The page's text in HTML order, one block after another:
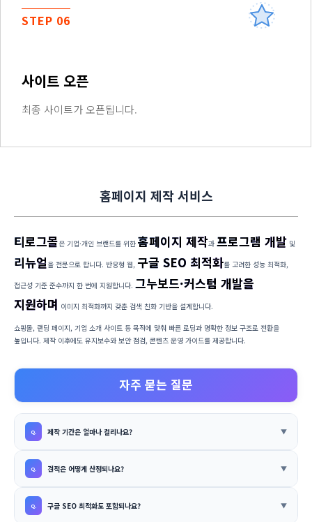
STEP 06
사이트 오픈
최종 사이트가 오픈됩니다.
홈페이지 제작 서비스
티로그몰은 기업·개인 브랜드를 위한 홈페이지 제작과 프로그램 개발 및
리뉴얼 을 전문으로 합니다. 반응형 웹, 구글 SEO 최적화를 고려한 성능 최적화,
접근성 기준 준수까지 한 번에 지원합니다. 그누보드·커스텀 개발을
지원하며 이미지 최적화까지 갖춘 검색 친화 기반을 설계합니다.
쇼핑몰, 랜딩 페이지, 기업 소개 사이트 등 목적에 맞춰 빠른 로딩과 명확한 정보 구조로 전환을
높입니다. 제작 이후에도 유지보수와 보안 점검, 콘텐츠 운영 가이드를 제공합니다.
자주 묻는 질문
제작 기간은 얼마나 걸리나요?
견적은 어떻게 산정되나요?
구글 SEO 최적화도 포함되나요?